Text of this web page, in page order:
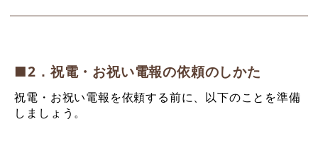
■2．祝電・お祝い電報の依頼のしかた
祝電・お祝い電報を依頼する前に、以下のことを準備
しましょう。